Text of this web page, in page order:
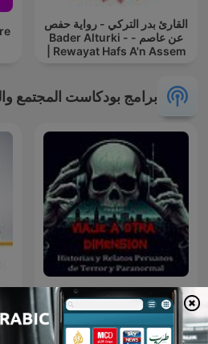
القارئ بدر التركي - رواية حفص
عن عاصم - Bader Alturki -
Rewayat Hafs A'n Assem |
برامج بودكاست المجتمع
Perú Misterio